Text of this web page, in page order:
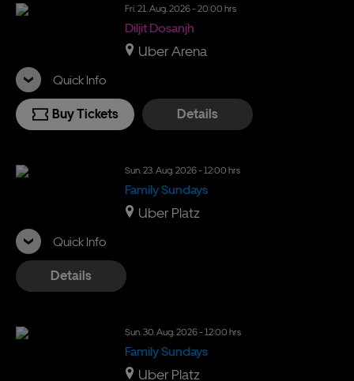
Fri.21.Aug.2026- 20:00 hrs
Diljit Dosanjh
Uber Arena
Buy Tickets Details
Quick Info
Sun.23.Aug.2026- 12:00 hrs
Family Sundays
Uber Platz
Details
Quick Info
Sun.30.Aug.2026- 12:00 hrs
Family Sundays
Uber Platz